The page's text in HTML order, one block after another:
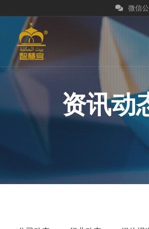
微信
资讯动